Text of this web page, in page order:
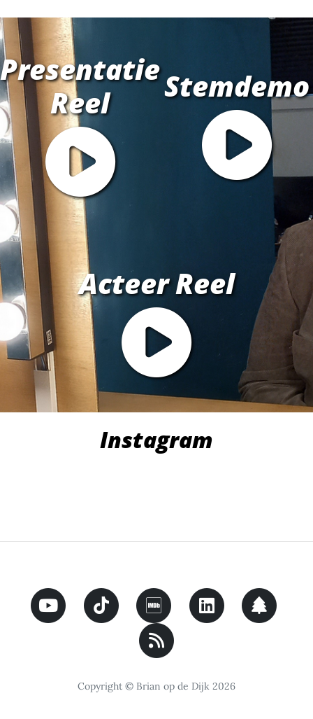
Presentatie
Reel
Stemdemo
Acteer Reel
Instagram
Copyright © Brian op de Dijk 2026